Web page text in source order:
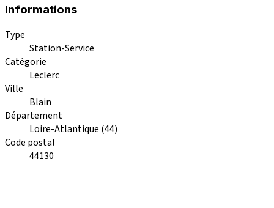
Informations
Type
Station-Service
Catégorie
Leclerc
Ville
Blain
Département
Loire-Atlantique (44)
Code postal
44130